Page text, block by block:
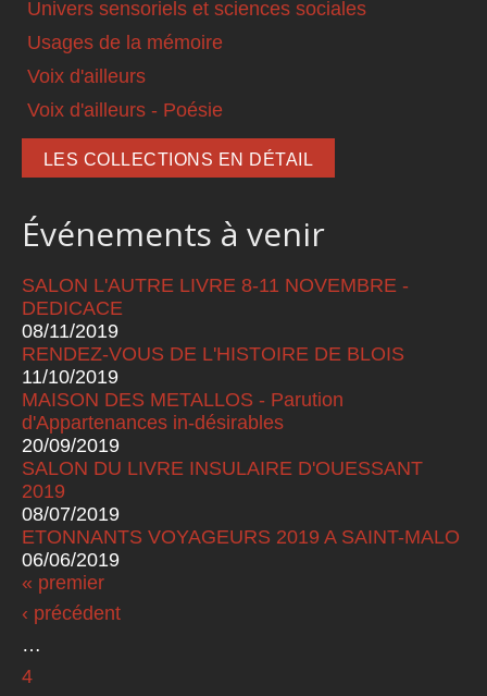
Univers sensoriels et sciences sociales
Usages de la mémoire
Voix d'ailleurs
Voix d'ailleurs - Poésie
LES COLLECTIONS EN DÉTAIL
Événements à venir
SALON L'AUTRE LIVRE 8-11 NOVEMBRE -
DEDICACE
08/11/2019
RENDEZ-VOUS DE L'HISTOIRE DE BLOIS
11/10/2019
MAISON DES METALLOS - Parution
d'Appartenances in-désirables
20/09/2019
SALON DU LIVRE INSULAIRE D'OUESSANT
2019
08/07/2019
ETONNANTS VOYAGEURS 2019 A SAINT-MALO
06/06/2019
Pages
« premier
‹ précédent
…
4